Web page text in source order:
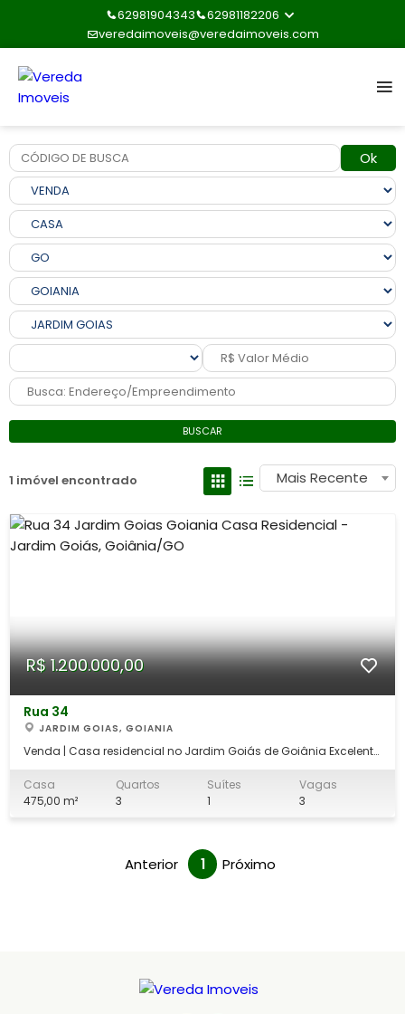
62981904343
62981182206
veredaimoveis@veredaimoveis.com
Ok
BUSCAR
1 imóvel encontrado Mais Recente
R$ 1.200.000,00
Rua 34
JARDIM GOIAS, GOIANIA
Venda | Casa residencial no Jardim Goiás de Goiânia Excelente
Arena e com fácil acesso à BR-153, proporcionando praticidade
para o dia a dia e rápida mobilidade para diversas regiões da
Casa
475,00 m²
Quartos
3
Suítes
1
Vagas
3
Anterior 1 Próximo